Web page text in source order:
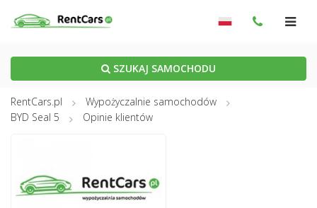
SZUKAJ SAMOCHODU
RentCars.pl
Wypożyczalnie samochodów
BYD Seal 5
Opinie klientów